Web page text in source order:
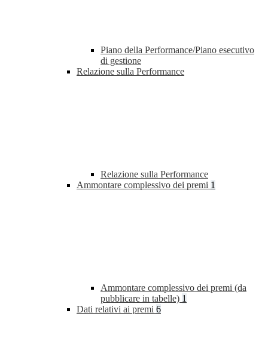
Piano della Performance/Piano esecutivo
di gestione
Relazione sulla Performance
Relazione sulla Performance
Ammontare complessivo dei premi 1
Ammontare complessivo dei premi (da
pubblicare in tabelle) 1
Dati relativi ai premi 6